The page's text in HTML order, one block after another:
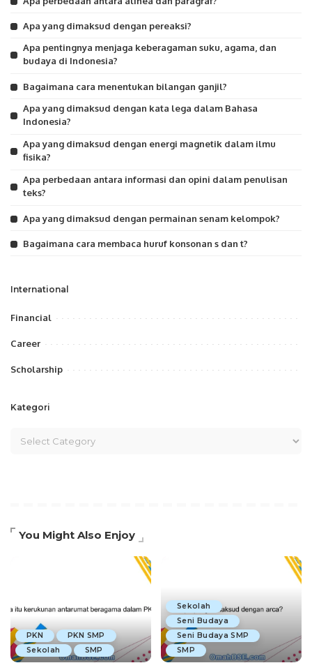
Apa yang dimaksud dengan pereaksi?
Apa pentingnya menjaga keberagaman suku, agama, dan
budaya di Indonesia?
Bagaimana cara menentukan bilangan ganjil?
Apa yang dimaksud dengan kata lega dalam Bahasa
Indonesia?
Apa yang dimaksud dengan energi magnetik dalam ilmu
fisika?
Apa perbedaan antara informasi dan opini dalam penulisan
teks?
Apa yang dimaksud dengan permainan senam kelompok?
Bagaimana cara membaca huruf konsonan s dan t?
International
Financial
Career
Scholarship
Kategori
You Might Also Enjoy
PKN
PKN SMP
Sekolah
SMP
Sekolah
Seni Budaya
Seni Budaya SMP
SMP